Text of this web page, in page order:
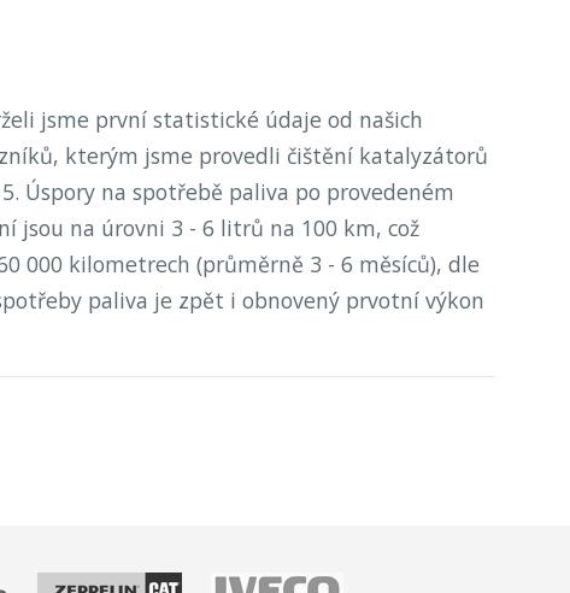
jsme první statistické údaje od našich
kterým jsme provedli čištění katalyzátorů
Úspory na spotřebě paliva po provedeném
jsou na úrovni 3 - 6 litrů na 100 km, což
000 kilometrech (průměrně 3 - 6 měsíců), dle
paliva je zpět i obnovený prvotní výkon